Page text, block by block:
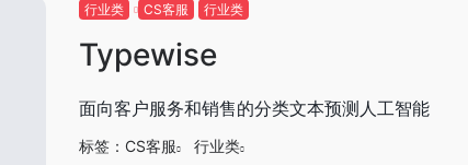
行业类 CS客服 行业类
Typewise
面向客户服务和销售的分类文本预测人工智能
标签： CS客服 行业类